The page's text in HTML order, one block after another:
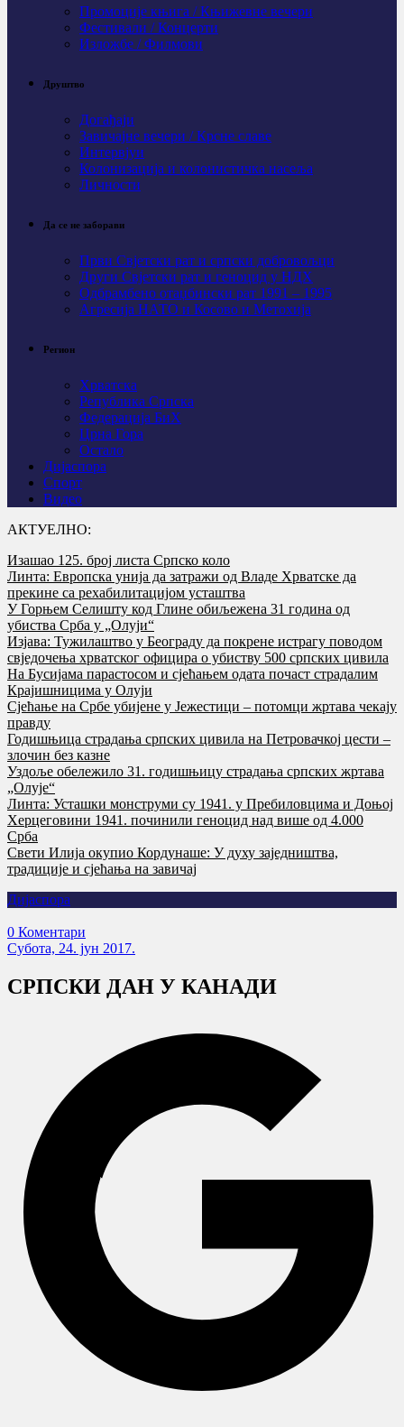
Промоције књига / Књижевне вечери
Фестивали / Концерти
Изложбе / Филмови
Друштво
Догађаји
Завичајне вечери / Крсне славе
Интервјуи
Колонизација и колонистичка насеља
Личности
Да се не заборави
Први Свјeтски рат и српски добровољци
Други Свјетски рат и геноцид у НДХ
Одбрамбено отаџбински рат 1991 – 1995
Агресија НАТО и Косово и Метохија
Регион
Хрватска
Република Српска
Федерација БиХ
Црна Гора
Остало
Дијаспора
Спорт
Видео
АКТУЕЛНО:
Изашао 125. број листа Српско коло
Линта: Европска унија да затражи од Владе Хрватске да
прекине са рехабилитацијом усташтва
У Горњем Селишту код Глине обиљежена 31 година од
убиства Срба у „Олуји“
Изјава: Тужилаштво у Београду да покрене истрагу поводом
свједочења хрватског официра о убиству 500 српских цивила
На Бусијама парастосом и сјећањем одата почаст страдалим
Крајишницима у Олуји
Сјећање на Србе убијене у Јежестици – потомци жртава чекају
правду
Годишњица страдања српских цивила на Петровачкој цести –
злочин без казне
Уздоље обележило 31. годишњицу страдања српских жртава
„Олује“
Линта: Усташки монструми су 1941. у Пребиловцима и Доњој
Херцеговини 1941. починили геноцид над више од 4.000
Срба
Свети Илија окупио Кордунаше: У духу заједништва,
традиције и сјећања на завичај
Дијаспора
0 Коментари
Субота, 24. јун 2017.
СРПСКИ ДАН У КАНАДИ